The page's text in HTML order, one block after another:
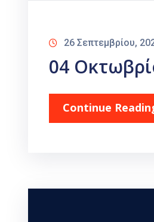
26 Σεπτεμβρίου,
04
Continue